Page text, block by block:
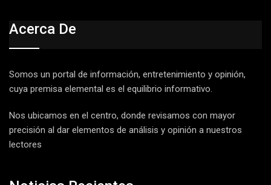
Acerca De
Somos un portal de información, entretenimiento y opinión,
cuya premisa elemental es el equilibrio informativo.
Nos ubicamos en el centro, donde revisamos con mayor
precisión al dar elementos de análisis y opinión a nuestros
lectores